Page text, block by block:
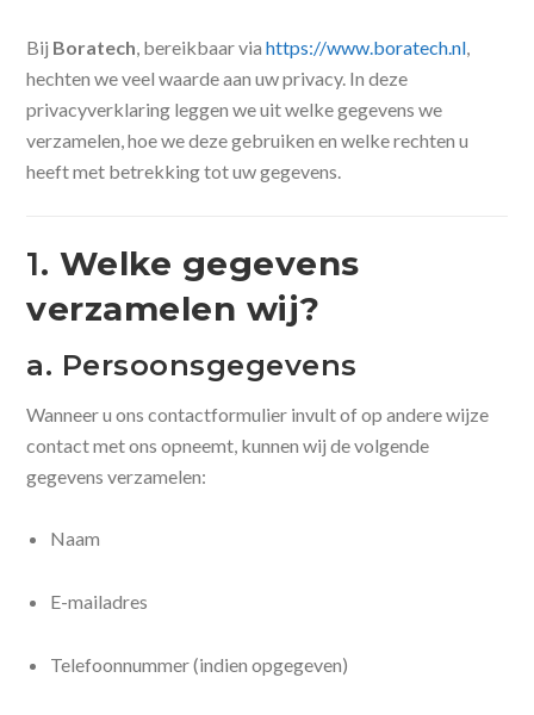
Bij Boratech, bereikbaar viahttps://www.boratech.nl,
hechten we veel waarde aan uw privacy. In deze
privacyverklaring leggen we uit welke gegevens we
verzamelen, hoe we deze gebruiken en welke rechten u
heeft met betrekking tot uw gegevens.
1. Welke gegevens
verzamelen wij?
a. Persoonsgegevens
Wanneer u ons contactformulier invult of op andere wijze
contact met ons opneemt, kunnen wij de volgende
gegevens verzamelen:
Naam
E-mailadres
Telefoonnummer (indien opgegeven)